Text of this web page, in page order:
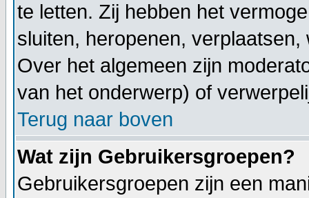
te letten. Zij hebben het
sluiten, heropenen,
Over het algemeen zijn
van het onderwerp) of
Terug naar boven
Wat zijn Gebruikersgroepen?
Gebruikersgroepen zijn een